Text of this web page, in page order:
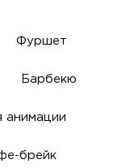
Фуршет
Барбекю
анимации
брейк